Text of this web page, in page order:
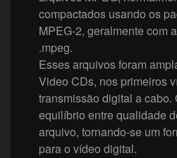
compactados usando os
MPEG-2, geralmente com
.mpeg.
Esses arquivos foram
Video CDs, nos primeiros
transmissão digital a cabo.
equilíbrio entre qualidade
arquivo, tornando-se um
para o vídeo digital.